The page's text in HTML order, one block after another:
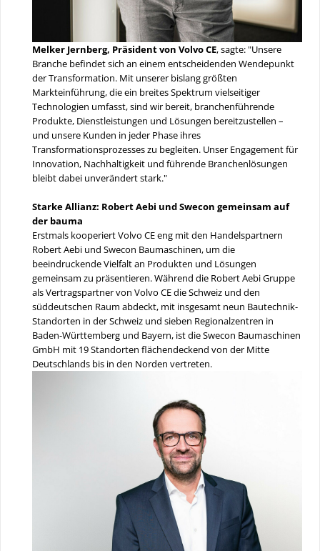
Melker Jernberg, Präsident von Volvo CE, sagte: "Unsere
Branche befindet sich an einem entscheidenden Wendepunkt
der Transformation. Mit unserer bislang größten
Markteinführung, die ein breites Spektrum vielseitiger
Technologien umfasst, sind wir bereit, branchenführende
Produkte, Dienstleistungen und Lösungen bereitzustellen –
und unsere Kunden in jeder Phase ihres
Transformationsprozesses zu begleiten. Unser Engagement für
Innovation, Nachhaltigkeit und führende Branchenlösungen
bleibt dabei unverändert stark."
Starke Allianz: Robert Aebi und Swecon gemeinsam auf
der bauma
Erstmals kooperiert Volvo CE eng mit den Handelspartnern
Robert Aebi und Swecon Baumaschinen, um die
beeindruckende Vielfalt an Produkten und Lösungen
gemeinsam zu präsentieren. Während die Robert Aebi Gruppe
als Vertragspartner von Volvo CE die Schweiz und den
süddeutschen Raum abdeckt, mit insgesamt neun Bautechnik-
Standorten in der Schweiz und sieben Regionalzentren in
Baden-Württemberg und Bayern, ist die Swecon Baumaschinen
GmbH mit 19 Standorten flächendeckend von der Mitte
Deutschlands bis in den Norden vertreten.